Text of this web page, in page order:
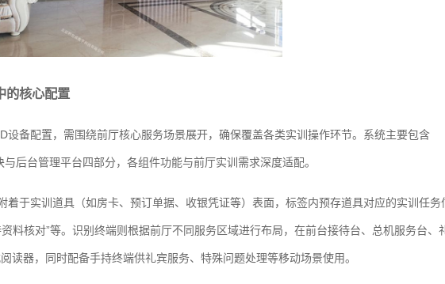
的核心配置
设备配置，需围绕前厅核心服务场景展开，确保覆盖各类实训操作环节。系统主要包含
后台管理平台四部分，各组件功能与前厅实训需求深度适配。
着于实训道具（如房卡、预订单据、收银凭证等）表面，标签内预存道具对应的实训任务
料核对”等。识别终端则根据前厅不同服务区域进行布局，在前台接待台、总机服务台、
读器，同时配备手持终端供礼宾服务、特殊问题处理等移动场景使用。